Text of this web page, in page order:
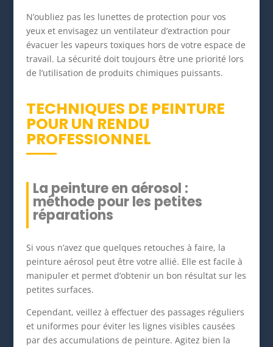
N’oubliez pas les lunettes de protection pour vos
yeux et envisagez un ventilateur d’extraction pour
évacuer les vapeurs toxiques hors de votre espace de
travail. La sécurité doit toujours être une priorité lors
de l’utilisation de produits chimiques puissants.
TECHNIQUES DE PEINTURE
POUR UN RENDU
PROFESSIONNEL
La peinture en aérosol :
méthode pour les petites
réparations
Si vous n’avez que quelques retouches à faire, la
peinture aérosol peut être votre allié. Elle est facile à
manipuler et permet d’obtenir un bon résultat sur les
petites surfaces.
Cependant, veillez à effectuer des passages réguliers
et uniformes pour éviter les lignes visibles causées
par des accumulations de peinture. Agitez bien la